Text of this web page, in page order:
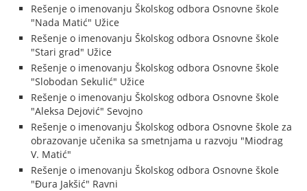
Rešenje o imenovanju Školskog odbora Osnovne škole
"Nada Matić" Užice
Rešenje o imenovanju Školskog odbora Osnovne škole
"Stari grad" Užice
Rešenje o imenovanju Školskog odbora Osnovne škole
"Slobodan Sekulić" Užice
Rešenje o imenovanju Školskog odbora Osnovne škole
"Aleksa Dejović" Sevojno
Rešenje o imenovanju Školskog odbora Osnovne škole za
obrazovanje učenika sa smetnjama u razvoju "Miodrag
V. Matić"
Rešenje o imenovanju Školskog odbora Osnovne škole
"Đura Jakšić" Ravni